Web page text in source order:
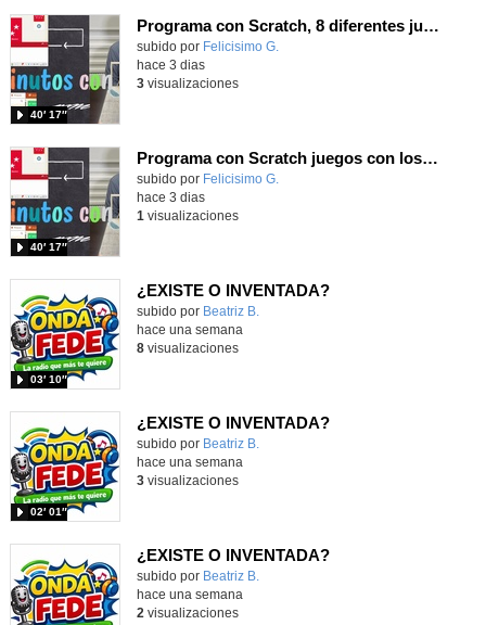
Programa con Scratch, 8 diferentes juegos para vivir la emoción de los partidos de España en el mundial 2026
Contenido educativo.
subido por Felicisimo G.
40′ 17″
hace 3 dias
3visualizaciones
Programa con Scratch juegos con los partidos del mundial 2026 ganados por España
Contenido educativo.
subido por Felicisimo G.
40′ 17″
hace 3 dias
1 visualizaciones
¿EXISTE O INVENTADA?
Contenido educativo.
subido por Beatriz B.
03′ 10″
hace una semana
8visualizaciones
¿EXISTE O INVENTADA?
Contenido educativo.
subido por Beatriz B.
02′ 01″
hace una semana
3visualizaciones
¿EXISTE O INVENTADA?
Contenido educativo.
subido por Beatriz B.
hace una semana
2 visualizaciones